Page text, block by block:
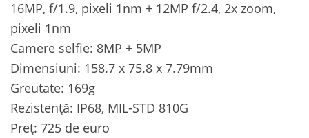
16MP, f/1.9, pixeli 1nm + 12MP f/2.4, 2x zoom,
pixeli 1nm
Camere selfie: 8MP + 5MP
Dimensiuni: 158.7 x 75.8 x 7.79mm
Greutate: 169g
Rezistență: IP68, MIL-STD 810G
Preț: 725 de euro